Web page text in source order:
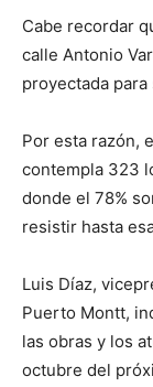
Cabe recordar
calle Antonio
proyectada
Por esta razón,
contempla 323
donde el 78%
resistir hasta
Luis Díaz,
Puerto Montt,
las obras y los
octubre del